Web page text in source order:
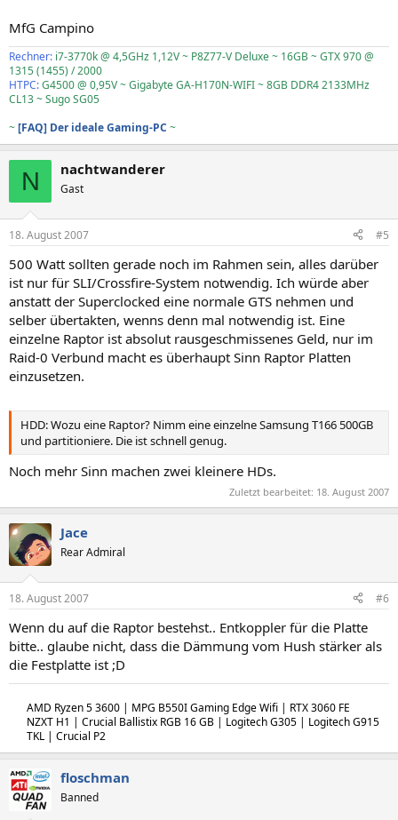
MfG Campino
Rechner: i7-3770k @ 4,5GHz 1,12V ~ P8Z77-V Deluxe ~ 16GB ~ GTX 970 @
1315 (1455) / 2000
HTPC:G4500 @ 0,95V ~ Gigabyte GA-H170N-WIFI ~ 8GB DDR4 2133MHz
CL13 ~ Sugo SG05
~[FAQ] Der ideale Gaming-PC ~
N nachtwanderer
Gast
18. August 2007 #5
500 Watt sollten gerade noch im Rahmen sein, alles darüber
ist nur für SLI/Crossfire-System notwendig. Ich würde aber
anstatt der Superclocked eine normale GTS nehmen und
selber übertakten, wenns denn mal notwendig ist. Eine
einzelne Raptor ist absolut rausgeschmissenes Geld, nur im
Raid-0 Verbund macht es überhaupt Sinn Raptor Platten
einzusetzen.
HDD: Wozu eine Raptor? Nimm eine einzelne Samsung T166 500GB
und partitioniere. Die ist schnell genug.
Noch mehr Sinn machen zwei kleinere HDs.
Zuletzt bearbeitet: 18. August 2007
Jace
Rear Admiral
18. August 2007 #6
Wenn du auf die Raptor bestehst.. Entkoppler für die Platte
bitte.. glaube nicht, dass die Dämmung vom Hush stärker als
die Festplatte ist ;D
AMD Ryzen 5 3600 | MPG B550I Gaming Edge Wifi | RTX 3060 FE
NZXT H1 | Crucial Ballistix RGB 16 GB | Logitech G305 | Logitech G915
TKL | Crucial P2
floschman
Banned